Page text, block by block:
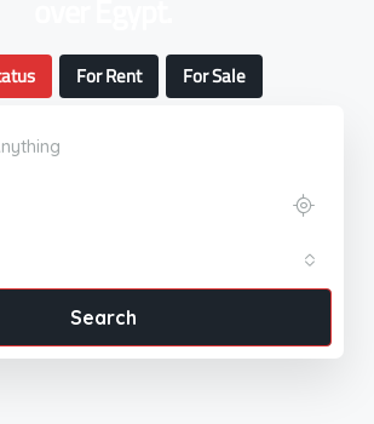
For Rent For Sale
Search